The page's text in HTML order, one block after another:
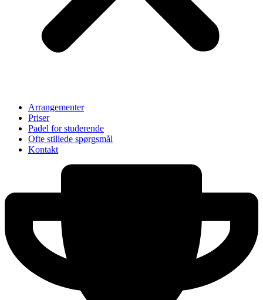
Arrangementer
Priser
Padel for studerende
Ofte stillede spørgsmål
Kontakt